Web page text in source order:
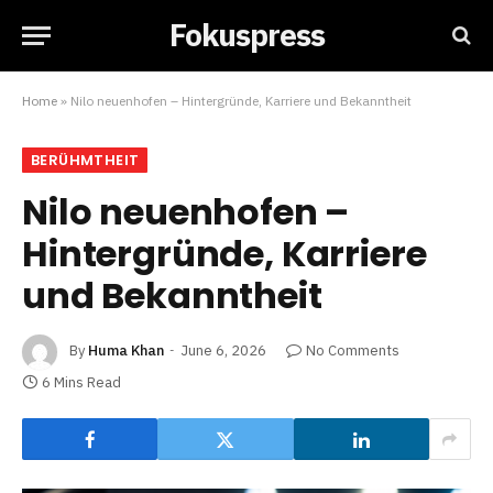
Fokuspress
Home » Nilo neuenhofen – Hintergründe, Karriere und Bekanntheit
BERÜHMTHEIT
Nilo neuenhofen –
Hintergründe, Karriere
und Bekanntheit
By Huma Khan June 6, 2026
No Comments
6 Mins Read